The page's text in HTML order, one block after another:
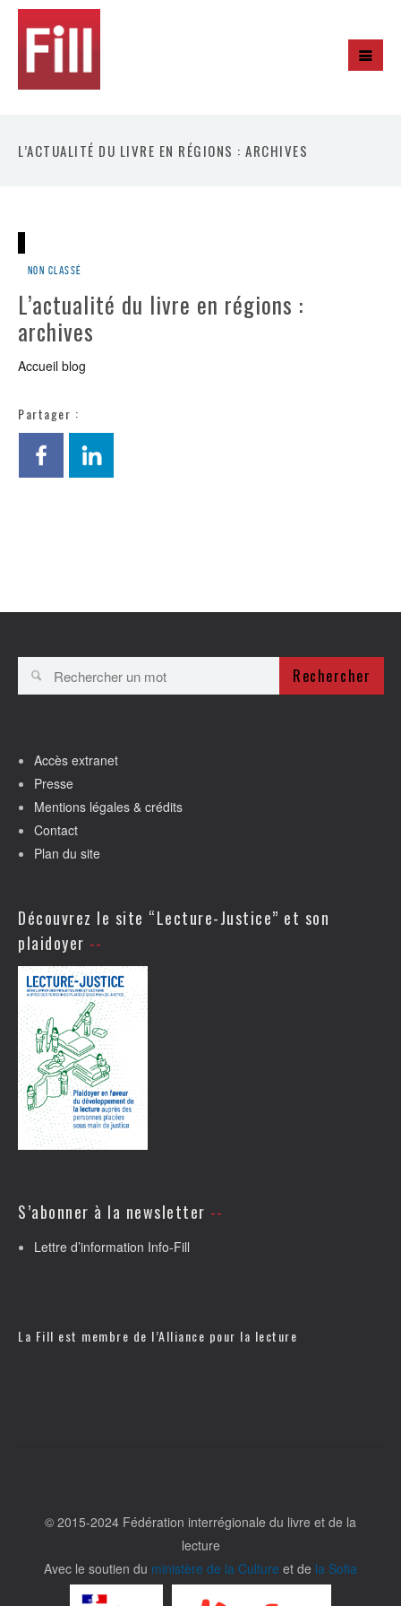
L’ACTUALITÉ DU LIVRE EN RÉGIONS : ARCHIVES
Non classé
L’actualité du livre en régions :
archives
Accueil blog
Partager :
Rechercher
Accès extranet
Presse
Mentions légales & crédits
Contact
Plan du site
Découvrez le site “Lecture-Justice” et son
plaidoyer
S’abonner à la newsletter
Lettre d’information Info-Fill
La Fill est membre de l’Alliance pour la lecture
© 2015-2024 Fédération interrégionale du livre et de la
lecture
Avec le soutien du ministère de la Culture et de la Sofia